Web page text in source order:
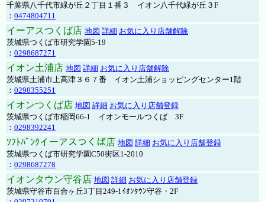
千葉県八千代市緑が丘２丁目１番３ イオン八千代緑が丘３F
： 0474804711
イーアスつくば店 地図 詳細 お気に入り店舗解除
茨城県つくば市研究学園5-19
： 0298687271
イオン土浦店 地図 詳細 お気に入り店舗解除
茨城県土浦市上高津３６７番 イオン土浦ショッピングセンター1階
： 0298355251
イオンつくば店 地図 詳細 お気に入り店舗登録
茨城県つくば市稲岡66-1 イオンモールつくば 3F
： 0298392241
ｿﾌﾄﾊﾞﾝｸイーアスつくば店 地図 詳細 お気に入り店舗登録
茨城県つくば市研究学園C50街区1-2010
： 0298687278
イオンタウン守谷店 地図 詳細 お気に入り店舗登録
茨城県守谷市百合ヶ丘3丁目249-1ｲｵﾝﾀｳﾝ守谷・2F